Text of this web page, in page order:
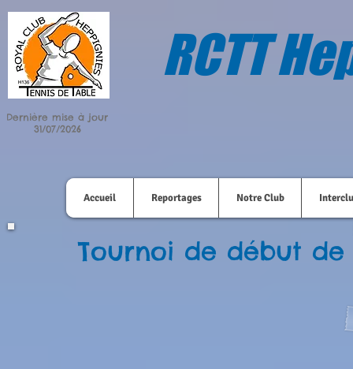
Dernière mise à jour
31/07/2026
RCTT
Accueil Reportages Notre Club
Tournoi de début de